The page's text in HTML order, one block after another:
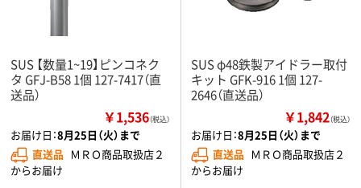
SUS 【数量1~19】ピンコネク
タ GFJ-B58 1個 127-7417（直
送品）
￥1,536（税込）
お届け日：8月25日（火）まで
直送品 ＭＲＯ商品取扱店２
からお届け
SUS φ48鉄製アイドラー取付
キット GFK-916 1個 127-
2646（直送品）
￥1,842（税込）
お届け日：8月25日（火）まで
直送品 ＭＲＯ商品取扱店２
からお届け